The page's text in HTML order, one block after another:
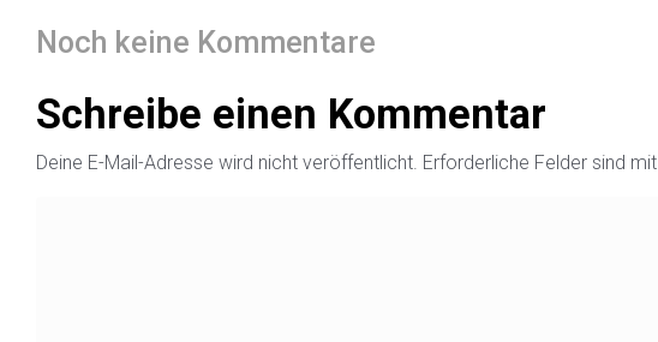
Noch keine Kommentare
Schreibe einen Kommentar
Deine E-Mail-Adresse wird nicht veröffentlicht. Erforderliche Felder sind mit